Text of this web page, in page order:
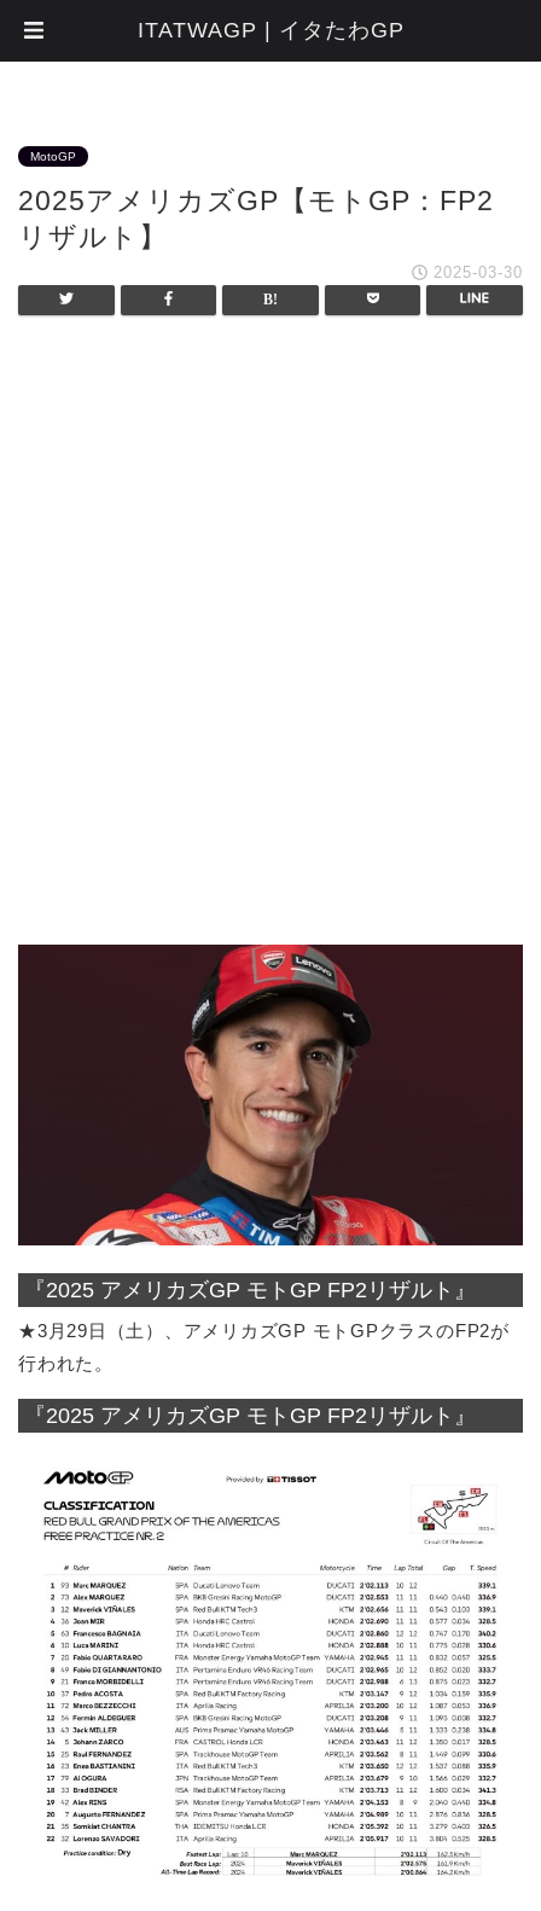
MotoGP
2025アメリカズGP【モトGP：FP2
リザルト】
2025-03-30
『2025 アメリカズGP モトGP FP2リザルト』
★3月29日（土）、アメリカズGP モトGPクラスのFP2が
行われた。
『2025 アメリカズGP モトGP FP2リザルト』
ITATWAGP | イタたわGP